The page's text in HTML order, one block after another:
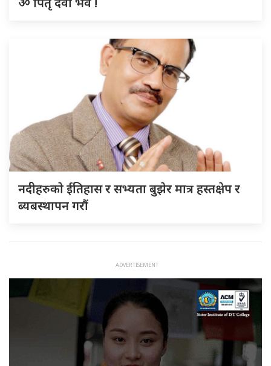
नदीहरुकाे ईतिहास र सभ्यता बुझेर मात्र हस्तक्षेप र
ब्यबस्थापन गराैं